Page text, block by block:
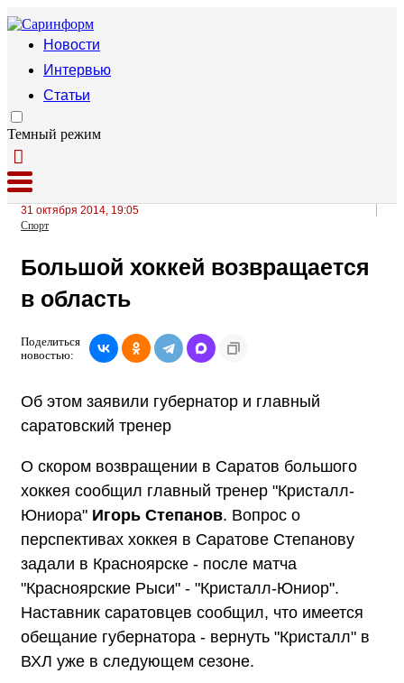
Новости
Интервью
Статьи
Темный режим
31 октября 2014, 19:05
Спорт
Большой хоккей возвращается
в область
Поделиться
новостью:
Об этом заявили губернатор и главный
саратовский тренер
О скором возвращении в Саратов большого
хоккея сообщил главный тренер "Кристалл-
Юниора" Игорь Степанов. Вопрос о
перспективах хоккея в Саратове Степанову
задали в Красноярске - после матча
"Красноярские Рыси" - "Кристалл-Юниор".
Наставник саратовцев сообщил, что имеется
обещание губернатора - вернуть "Кристалл" в
ВХЛ уже в следующем сезоне.